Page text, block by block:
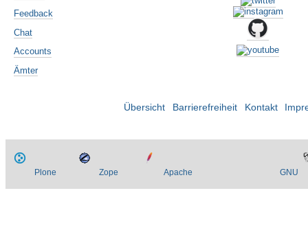
Feedback
Chat
Accounts
Ämter
Übersicht Barrierefreiheit Kontakt
Plone Zope Apache GNU